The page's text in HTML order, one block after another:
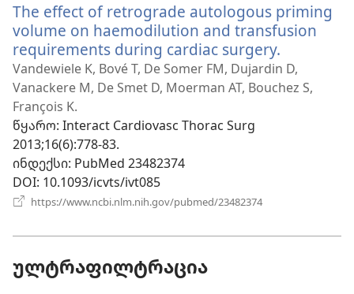
The effect of retrograde autologous priming
volume on haemodilution and transfusion
requirements during cardiac surgery.
ახალი
ფანჯარა)
Vandewiele K, Bové T, De Somer FM, Dujardin D,
Vanackere M, De Smet D, Moerman AT, Bouchez S,
François K.
წყარო‎: Interact Cardiovasc Thorac Surg
2013;16(6):778-83.
ინდექსი‎: PubMed 23482374
DOI‎: 10.1093/icvts/ivt085
https://www.ncbi.nlm.nih.gov/pubmed/23482374
ულტრაფილტრაცია